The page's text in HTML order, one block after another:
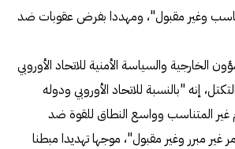
وغير مقبول"، ومهددا بفرض عقوبات ضد
الخارجية والسياسة الأمنية للاتحاد الأوروبي
إنه "بالنسبة للاتحاد الأوروبي ودوله
غير المتناسب وواسع النطاق للقوة ضد
مبرر وغير مقبول"، موجها تهديدا مبطنا